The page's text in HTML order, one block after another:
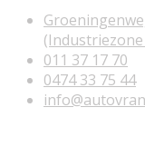
011 37 17 70
0474 33 75 44